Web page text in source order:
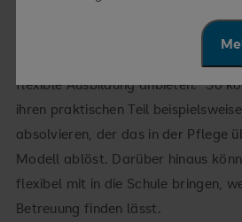
Eichelmann. „Weiter ist es uns
von Familie und Beruf zu
flexible Ausbildung anbieten.“ So
ihren praktischen Teil
absolvieren, der das in der Pflege
Modell ablöst. Darüber hinaus
flexibel mit in die Schule bringen,
Betreuung finden lässt.